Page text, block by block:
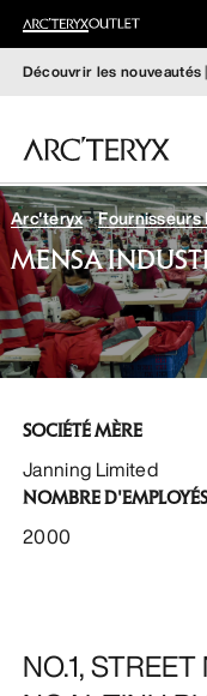
Découvrir les nouveautés
Les nouveaux
mouvements et
randonnées et
Pour femme
Retour gratuit
Vous avez changé
admissibles dans un
FEMME
HOMME
ÉQUIPEMENT
VEILANCE
ÉQUIPEMENT
VEILANCE
DÉCOUVRIR
Arc'teryx Fournisseurs
MENSA
SOCIÉTÉ MÈRE
Janning Limited
NOMBRE
2000
NO.1,